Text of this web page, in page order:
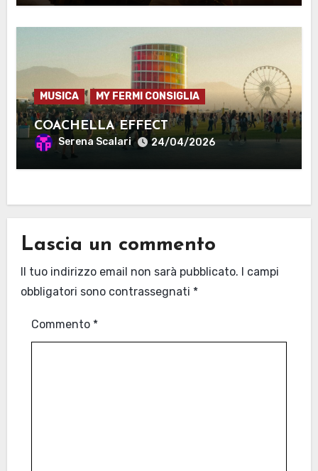
MUSICA MY FERMI CONSIGLIA
COACHELLA EFFECT
Serena Scalari 24/04/2026
Lascia un commento
Il tuo indirizzo email non sarà pubblicato. I campi
obbligatori sono contrassegnati *
Commento *